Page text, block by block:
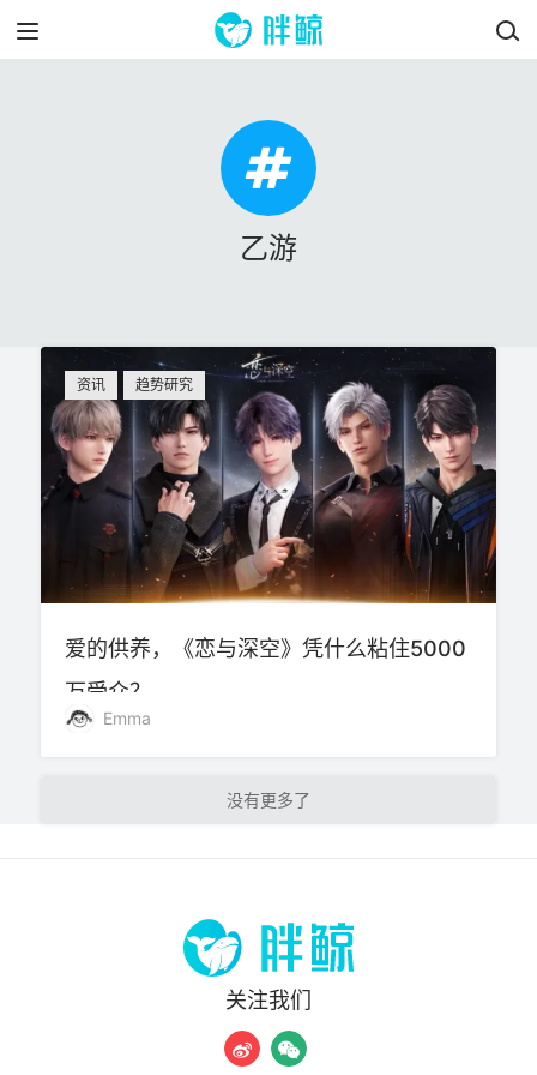
乙游
资讯 趋势研究
爱的供养，《恋与深空》凭什么粘住5000
万受众？
Emma
加载更多
关注我们